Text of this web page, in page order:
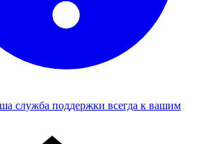
служба поддержки всегда к вашим